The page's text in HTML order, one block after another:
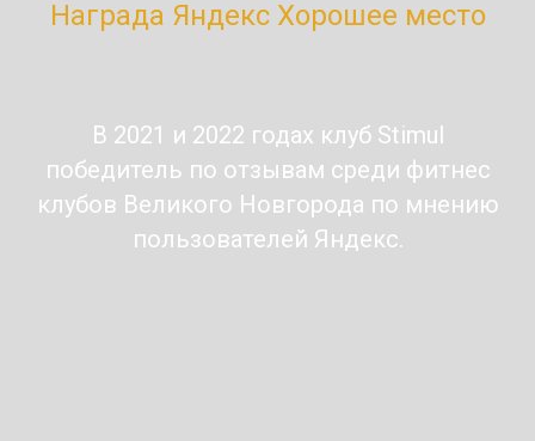
Награда Яндекс Хорошее место
В 2021 и 2022 годах клуб Stimul
победитель по отзывам среди фитнес
клубов Великого Новгорода по мнению
пользователей Яндекс.